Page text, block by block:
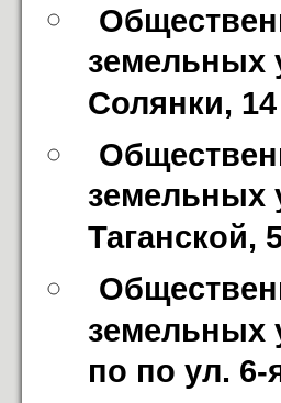
земельных
Солянки,
земельных
Таганской,
земельных
по по ул. 6-